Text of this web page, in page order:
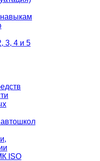
3, 4 и 5
ISO